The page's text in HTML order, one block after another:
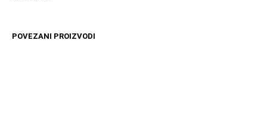
POVEZANI PROIZVODI